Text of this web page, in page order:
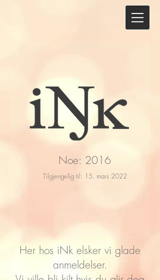
Noe: 2016
Tilgjengelig til: 15. mars 2022
Her hos iNk elsker vi glade
anmeldelser.